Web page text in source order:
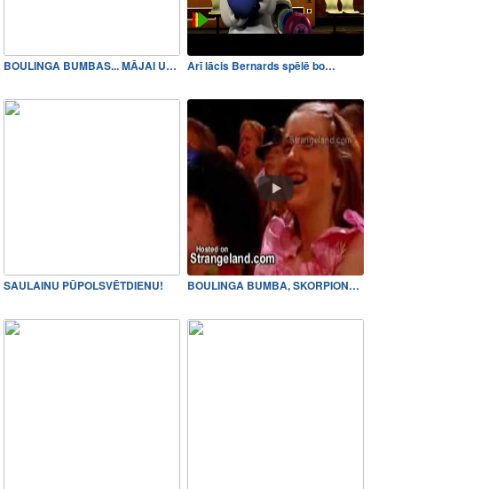
BOULINGA BUMBAS... MĀJAI UN… Arī lācis Bernards spēlē bo…
SAULAINU PŪPOLSVĒTDIENU! BOULINGA BUMBA, SKORPIONS,…